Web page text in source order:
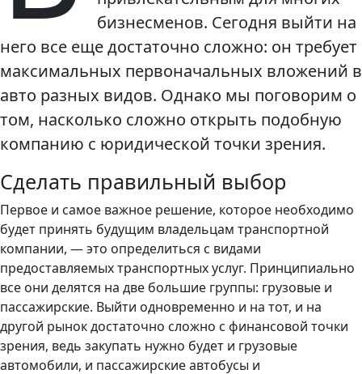
бизнесменов. Сегодня выйти на
него все еще достаточно сложно: он требует
максимальных первоначальных вложений в
авто разных видов. Однако мы поговорим о
том, насколько сложно открыть подобную
компанию с юридической точки зрения.
Сделать правильный выбор
Первое и самое важное решение, которое необходимо
будет принять будущим владельцам транспортной
компании, — это определиться с видами
предоставляемых транспортных услуг. Принципиально
все они делятся на две большие группы: грузовые и
пассажирские. Выйти одновременно и на тот, и на
другой рынок достаточно сложно с финансовой точки
зрения, ведь закупать нужно будет и грузовые
автомобили, и пассажирские автобусы и